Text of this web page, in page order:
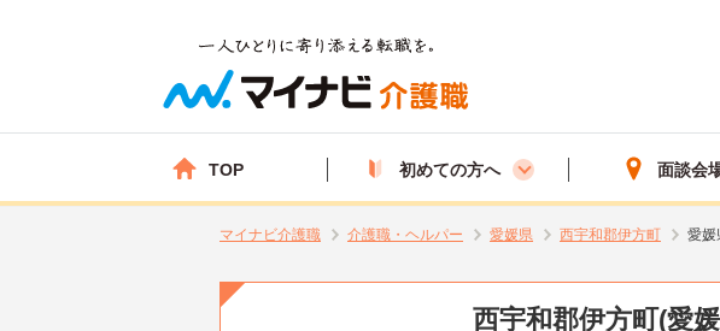
TOP 初めての方へ 面談会
マイナビ介護職 介護職・ヘルパー 愛媛県 西宇和郡伊方町 愛媛
西宇和郡伊方町(愛